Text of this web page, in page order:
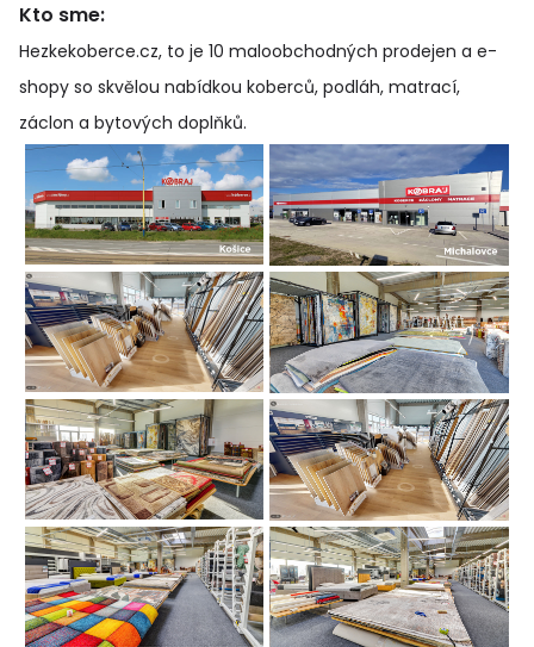
Kto sme:
Hezkekoberce.cz, to je 10 maloobchodných prodejen a e-
shopy so skvělou nabídkou koberců, podláh, matrací,
záclon a bytových doplňků.